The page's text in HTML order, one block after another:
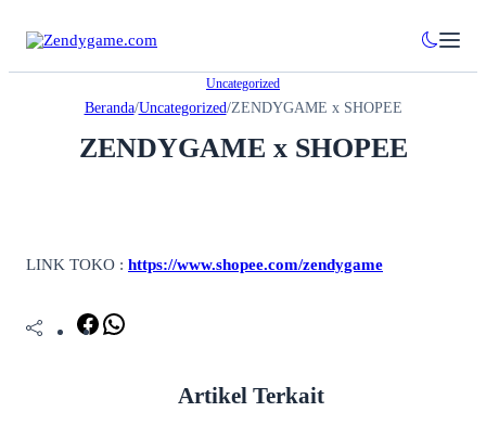
Uncategorized
Beranda/Uncategorized/ZENDYGAME x SHOPEE
ZENDYGAME x SHOPEE
LINK TOKO : https://www.shopee.com/zendygame
Facebook
Artikel Terkait